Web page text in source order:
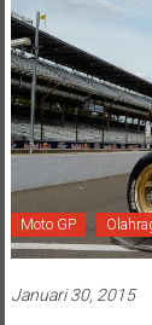
Moto GP
Januari 30, 2015